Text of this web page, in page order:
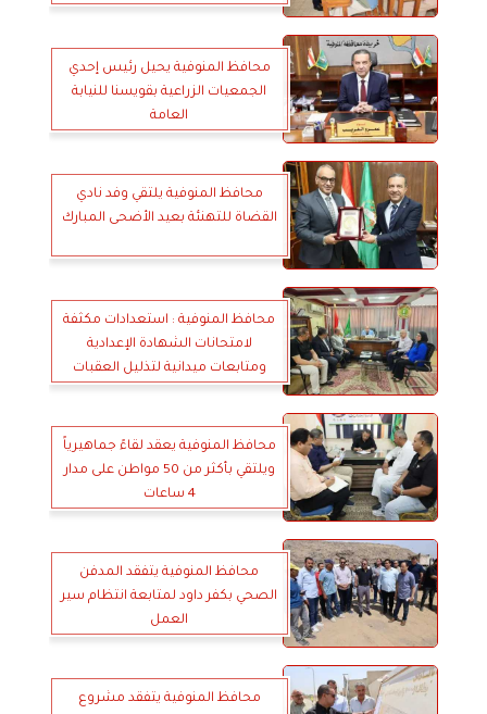
محافظ المنوفية يحيل رئيس إحدي
الجمعيات الزراعية بقويسنا للنيابة
العامة
محافظ المنوفية يلتقي وفد نادي
القضاة للتهنئة بعيد الأضحى المبارك
محافظ المنوفية : استعدادات مكثفة
لامتحانات الشهادة الإعدادية
ومتابعات ميدانية لتذليل العقبات
محافظ المنوفية يعقد لقاءً جماهيرياً
ويلتقي بأكثر من 50 مواطن على مدار
4 ساعات
محافظ المنوفية يتفقد المدفن
الصحي بكفر داود لمتابعة انتظام سير
العمل
محافظ المنوفية يتفقد مشروع